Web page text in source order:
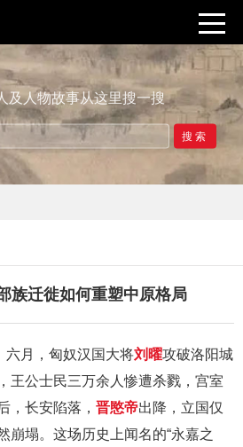
及人物故事从这里搜一搜
搜索
族迁徙如何重塑中原格局
六月，匈奴汉国大将刘曜攻破洛阳城
王公士民三万余人惨遭杀戮，宫室
，长安陷落， 晋愍帝出降，立国仅
崩塌。这场历史上闻名的“永嘉之